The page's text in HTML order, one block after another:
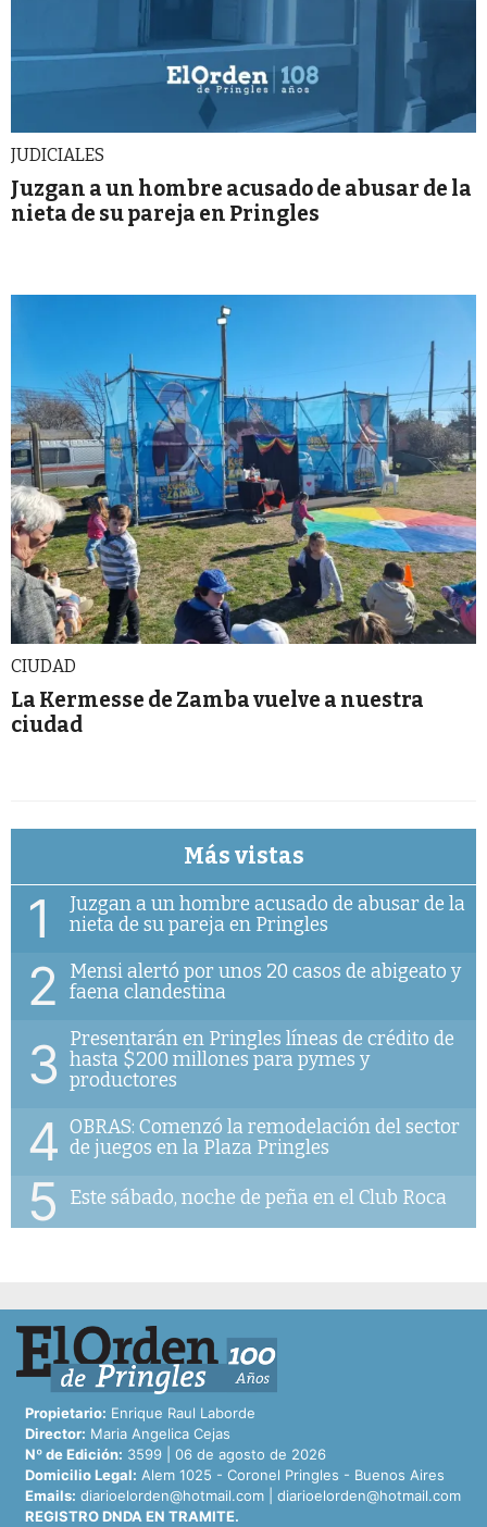
JUDICIALES
Juzgan a un hombre acusado de abusar de la
nieta de su pareja en Pringles
CIUDAD
La Kermesse de Zamba vuelve a nuestra
ciudad
Más vistas
1
Juzgan a un hombre acusado de abusar de la
nieta de su pareja en Pringles
2
Mensi alertó por unos 20 casos de abigeato y
faena clandestina
3
Presentarán en Pringles líneas de crédito de
hasta $200 millones para pymes y
productores
4 OBRAS: Comenzó la remodelación del sector
de juegos en la Plaza Pringles
5 Este sábado, noche de peña en el Club Roca
Propietario: Enrique Raul Laborde
Director: Maria Angelica Cejas
Nº de Edición: 3599 | 06 de agosto de 2026
Domicilio Legal: Alem 1025 - Coronel Pringles - Buenos Aires
Emails: diarioelorden@hotmail.com
diarioelorden@hotmail.com
REGISTRO DNDA EN TRAMITE.